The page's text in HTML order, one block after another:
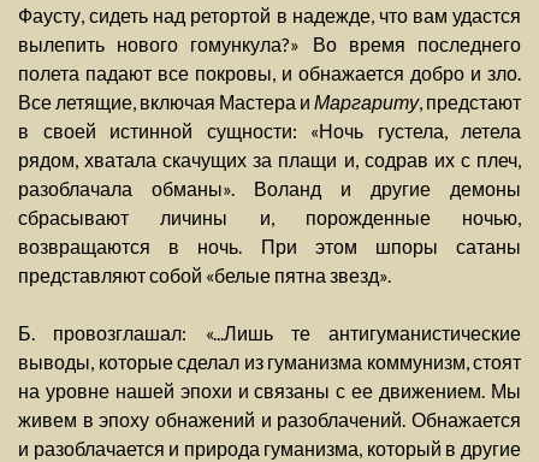
Фаусту, сидеть над ретортой в надежде, что вам удастся
вылепить нового гомункула?» Во время последнего
полета падают все покровы, и обнажается добро и зло.
Все летящие, включая Мастера и Маргариту, предстают
в своей истинной сущности: «Ночь густела, летела
рядом, хватала скачущих за плащи и, содрав их с плеч,
разоблачала обманы». Воланд и другие демоны
сбрасывают личины и, порожденные ночью,
возвращаются в ночь. При этом шпоры сатаны
представляют собой «белые пятна звезд».
Б. провозглашал: «...Лишь те антигуманистические
выводы, которые сделал из гуманизма коммунизм, стоят
на уровне нашей эпохи и связаны с ее движением. Мы
живем в эпоху обнажений и разоблачений. Обнажается
и разоблачается и природа гуманизма, который в другие